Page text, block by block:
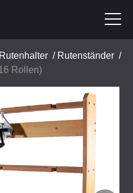
Rutenhalter / Rutenständer /
Rollen)